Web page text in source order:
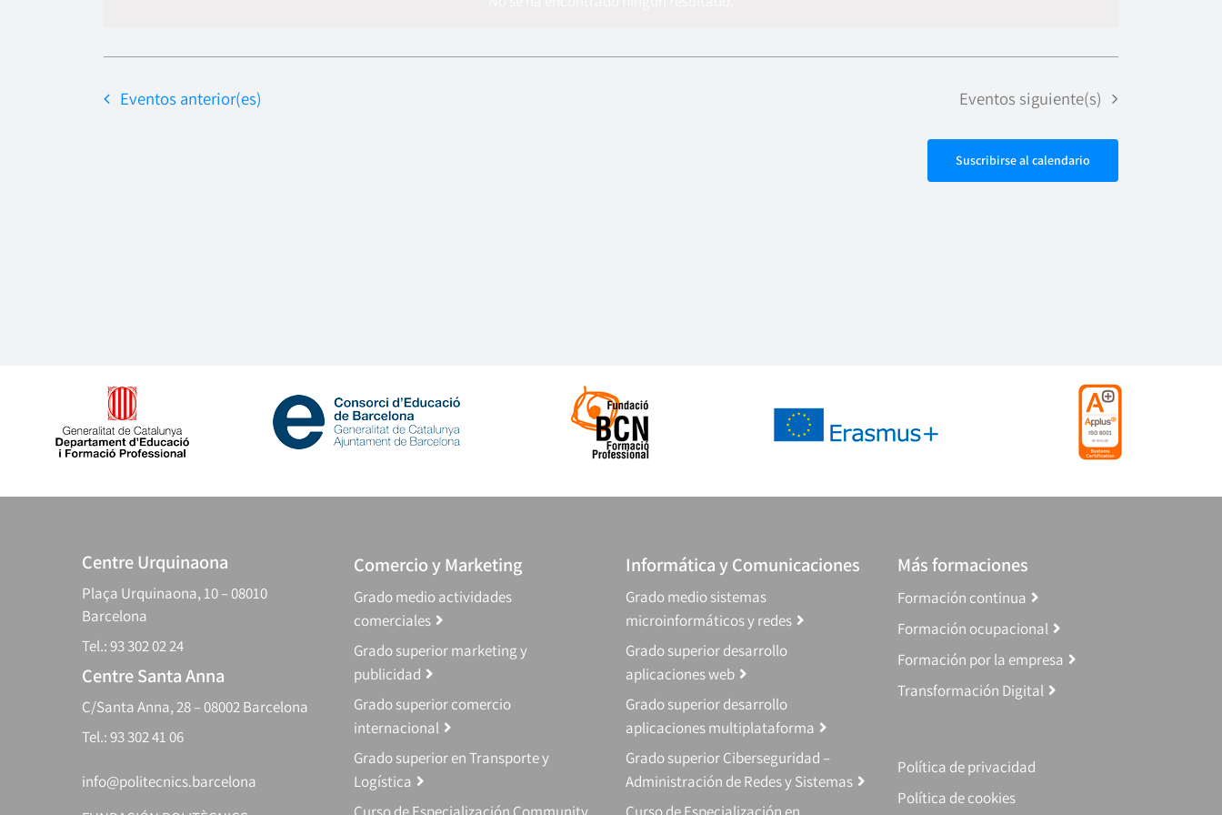
Evento
Eventos anterior(es) Eventos siguiente(s)
Suscribirse al calendario
Centre Urquinaona
Plaça Urquinaona, 10 – 08010
Barcelona
Tel.: 93 302 02 24
Centre Santa Anna
C/Santa Anna, 28 – 08002 Barcelona
Tel.: 93 302 41 06
info@politecnics.barcelona
Comercio y Marketing
Grado medio actividades
comerciales
Grado superior marketing y
publicidad
Grado superior comercio
internacional
Grado superior en Transporte y
Logística
Informática y Comunicaciones
Grado medio sistemas
microinformáticos y redes
Grado superior desarrollo
aplicaciones web
Grado superior desarrollo
aplicaciones multiplataforma
Grado superior Ciberseguridad –
Administración de Redes y Sistemas
Más formaciones
Formación continua
Formación ocupacional
Formación por la empresa
Transformación Digital
Política de privacidad
Política de cookies